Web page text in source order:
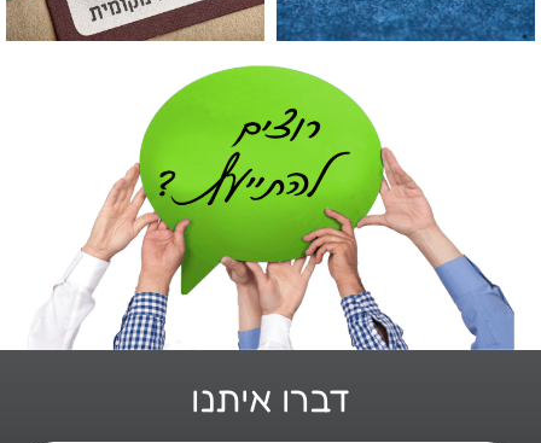
דברו איתנו